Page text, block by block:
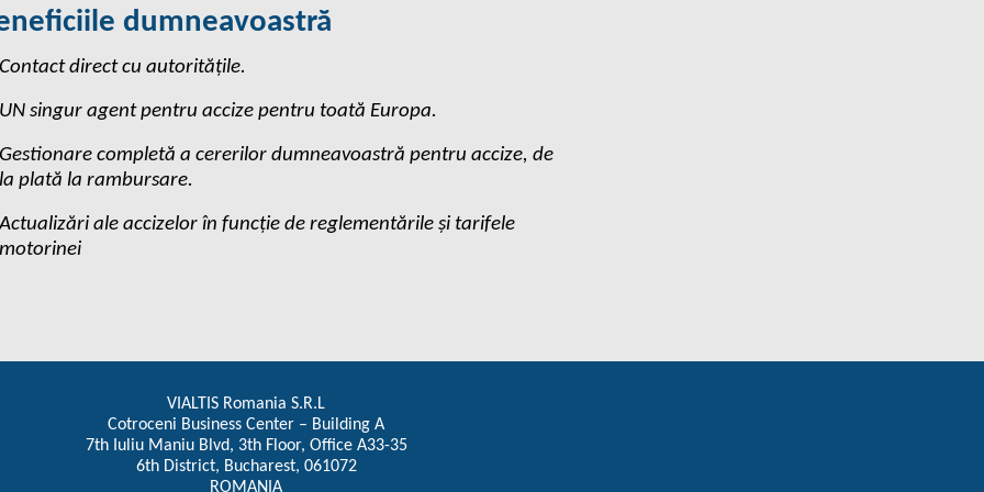
dumneavoastră
Contact direct cu autoritățile.
UN singur agent pentru accize pentru toată Europa.
Gestionare completă a cererilor dumneavoastră pentru accize, de
la plată la rambursare.
Actualizări ale accizelor în funcție de reglementările și tarifele
motorinei
VIALTIS Romania S.R.L
Cotroceni Business Center – Building A
7th Iuliu Maniu Blvd, 3th Floor, Office A33-35
6th District, Bucharest, 061072
ROMANIA